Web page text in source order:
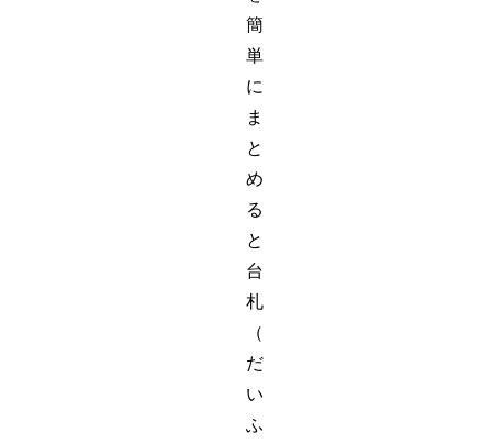
簡
単
に
ま
と
め
る
と
台
札
（
だ
い
ふ